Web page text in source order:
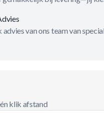
van ons team van
klik afstand